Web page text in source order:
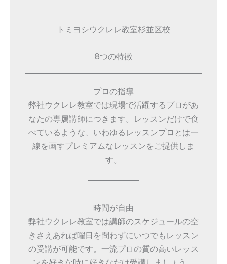
トミヨシウクレレ教室杉並区校
8つの特徴
プロの指導
弊社ウクレレ教室では現場で活躍するプロがあ
なたの専属講師につきます。レッスンだけで食
べているような、いわゆるレッスンプロとは一
線を画すプレミアムなレッスンをご提供しま
す。
時間が自由
弊社ウクレレ教室では講師のスケジュールの空
きさえあれば曜日を問わずにいつでもレッスン
の受講が可能です。一流プロの質の高いレッス